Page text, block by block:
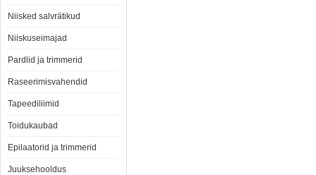
Niisked salvrätikud
Niiskuseimajad
Pardlid ja trimmerid
Raseerimisvahendid
Tapeediliimid
Toidukaubad
Epilaatorid ja trimmerid
Juuksehooldus